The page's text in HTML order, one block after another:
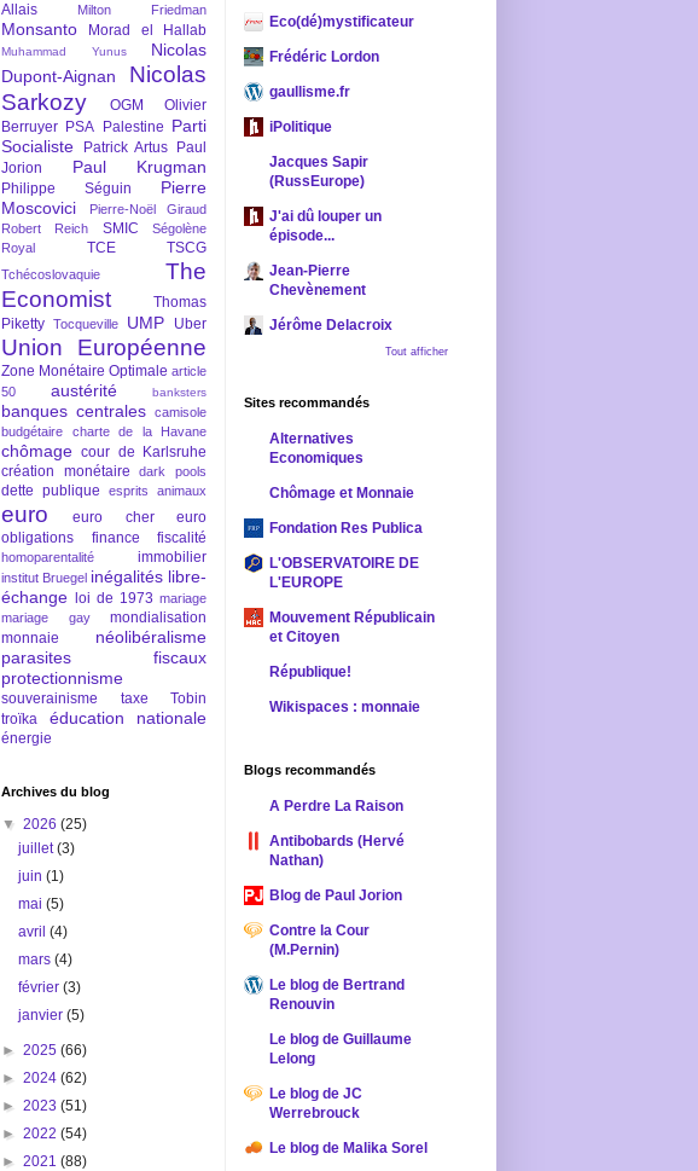
Allais
Milton Friedman
Monsanto Morad el Hallab
Muhammad Yunus
Nicolas
Dupont-Aignan
Nicolas
Sarkozy
OGM
Olivier
Berruyer PSA Palestine Parti
Socialiste
Patrick Artus
Paul
Jorion
Paul Krugman
Philippe Séguin
Pierre
Moscovici
Pierre-Noël Giraud
Robert Reich
SMIC
Ségolène
Royal
TCE TSCG
Tchécoslovaquie
The
Economist
Thomas
Piketty Tocqueville UMP Uber
Union Européenne
Zone Monétaire Optimale article
50
austérité banksters
banques centrales camisole
budgétaire
charte de la Havane
chômage cour de Karlsruhe
création monétaire
dark pools
dette publique esprits animaux
euro euro cher
euro
obligations
finance fiscalité
homoparentalité immobilier
institut Bruegel inégalités libre-
échange
loi de 1973 mariage
mariage gay
mondialisation
monnaie
néolibéralisme
parasites fiscaux
protectionnisme
souverainisme
taxe Tobin
troïka
éducation nationale
énergie
Archives du blog
▼ 2026 (25)
juillet(3)
juin(1)
mai(5)
avril(4)
mars(4)
février(3)
janvier(5)
► 2025 (66)
► 2024 (62)
► 2023 (51)
► 2022 (54)
► 2021 (88)
Eco(dé)mystificateur
Frédéric Lordon
gaullisme.fr
iPolitique
Jacques Sapir
(RussEurope)
J'ai dû louper un
épisode...
Jean-Pierre
Chevènement
Jérôme Delacroix
Tout afficher
Sites recommandés
Alternatives
Economiques
Chômage et Monnaie
Fondation Res Publica
L'OBSERVATOIRE DE
L'EUROPE
Mouvement Républicain
et Citoyen
République!
Wikispaces : monnaie
Blogs recommandés
A Perdre La Raison
Antibobards (Hervé
Nathan)
Blog de Paul Jorion
Contre la Cour
(M.Pernin)
Le blog de Bertrand
Renouvin
Le blog de Guillaume
Lelong
Le blog de JC
Werrebrouck
Le blog de Malika Sorel